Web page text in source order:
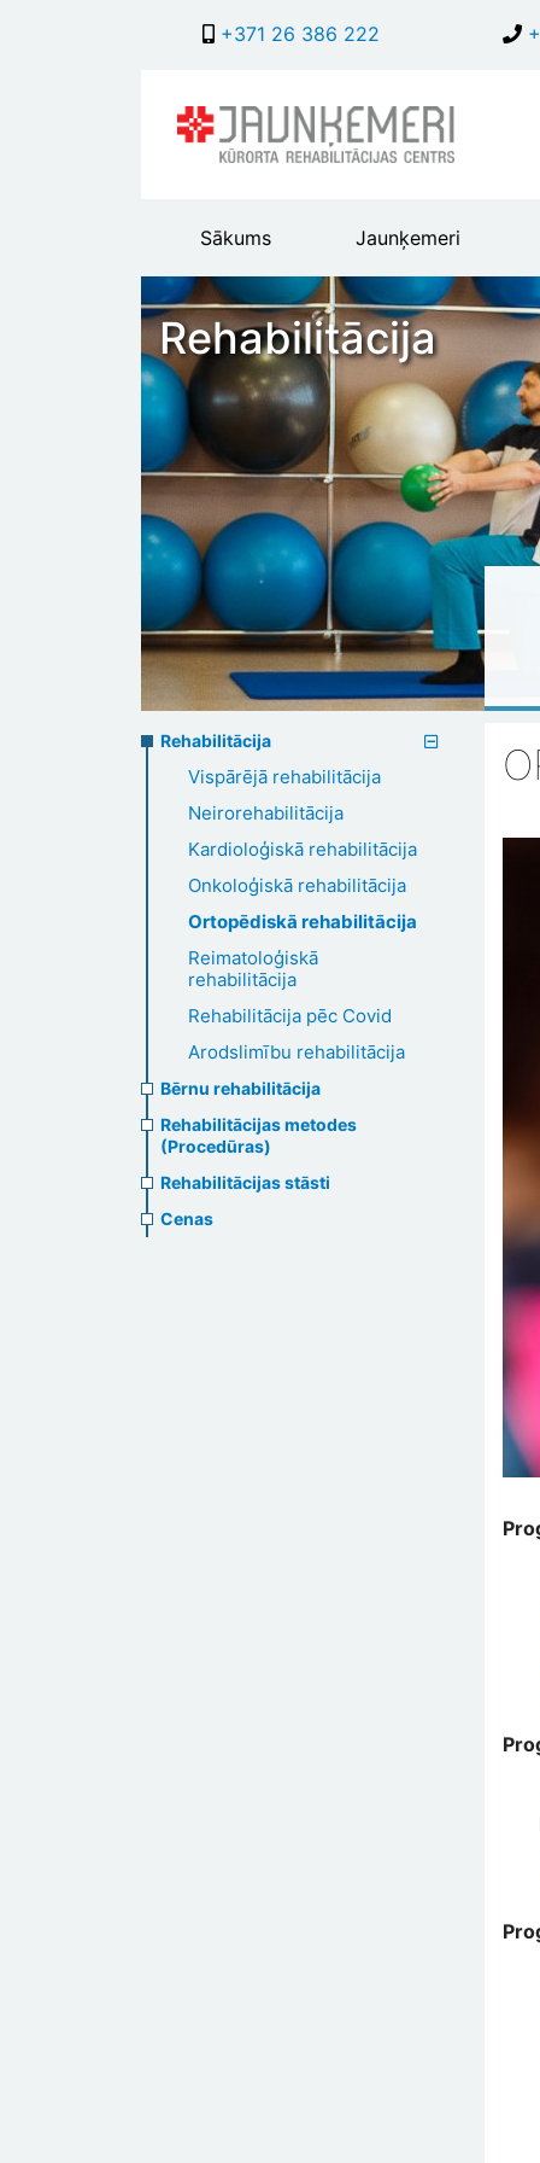
+371 26 386 222
Main
header
menu
Sākums Jaunķemeri
Rehabilitācija
Rehabilitation
menu
Rehabilitācija
Vispārējā rehabilitācija
Neirorehabilitācija
Kardioloģiskā rehabilitācija
Onkoloģiskā rehabilitācija
Ortopēdiskā rehabilitācija
Reimatoloģiskā
rehabilitācija
Rehabilitācija pēc Covid
Arodslimību rehabilitācija
Bērnu rehabilitācija
Rehabilitācijas metodes
(Procedūras)
Rehabilitācijas stāsti
Cenas